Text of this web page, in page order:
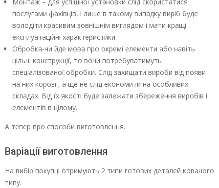
послугами фахівців, і лише в такому випадку виріб буде
володіти красивим зовнішнім виглядом і мати кращі
експлуатаційні характеристики.
Обробка-чи йде мова про окремі елементи або навіть
цільні конструкції, то вони потребуватимуть
спеціалізованої обробки. Слід захищати вироби від появи
на них корозії, а ще не слід економити на особливих
складах. Від їх якості буде залежати збереження виробів і
елементів в цілому.
А тепер про способи виготовлення.
Варіації виготовлення
На вибір покупці отримують 2 типи готових деталей кованого
типу.